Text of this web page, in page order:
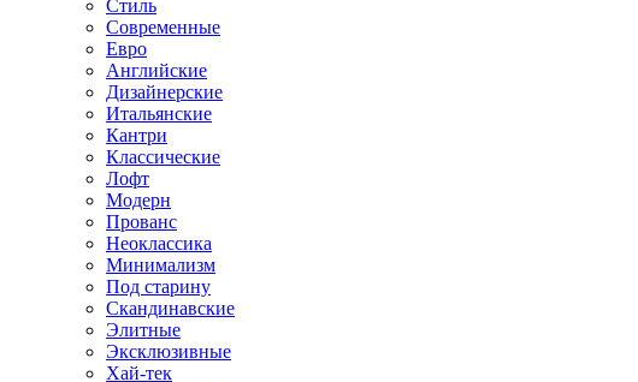
Стиль
Современные
Евро
Английские
Дизайнерские
Итальянские
Кантри
Классические
Лофт
Модерн
Прованс
Неоклассика
Минимализм
Под старину
Скандинавские
Элитные
Эксклюзивные
Хай-тек